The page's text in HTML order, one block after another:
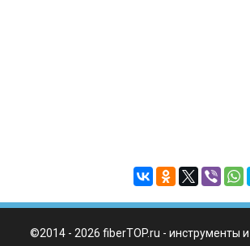
©2014 - 2026 fiberTOP.ru - инструменты